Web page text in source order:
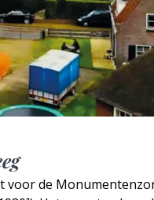
voor de